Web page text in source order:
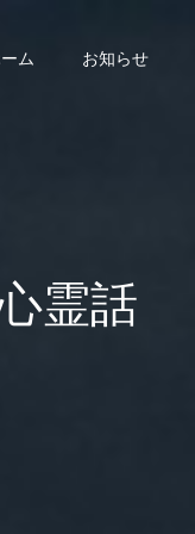
ム お知らせ
霊話